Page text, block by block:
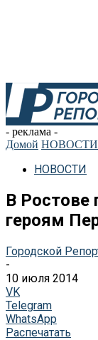
- реклама -
Домой НОВОСТИ
НОВОСТИ
В Ростове
героям
Городской
-
10 июля 2014
VK
Telegram
WhatsApp
Распечатать